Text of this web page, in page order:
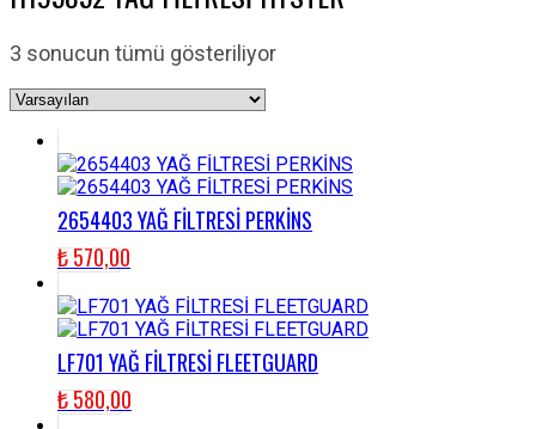
3 sonucun tümü gösteriliyor
2654403 YAĞ FİLTRESİ PERKİNS
₺570,00
LF701 YAĞ FİLTRESİ FLEETGUARD
₺580,00